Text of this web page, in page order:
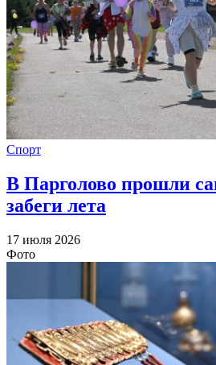
Спорт
В Парголово прошли
забеги лета
17 июля 2026
Фото